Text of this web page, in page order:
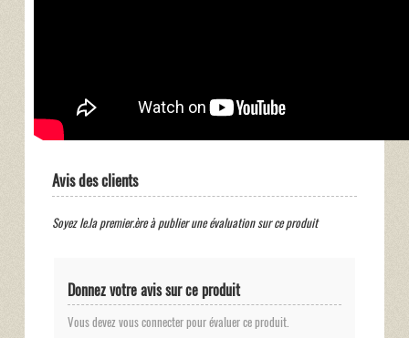
Avis des clients
Soyez le.la premier.ère à publier une évaluation sur ce produit
Donnez votre avis sur ce produit
Vous devez vous connecter pour évaluer ce produit.